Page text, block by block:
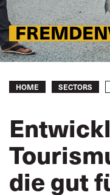
Breadcrumb
HOME SECTORS
die gut